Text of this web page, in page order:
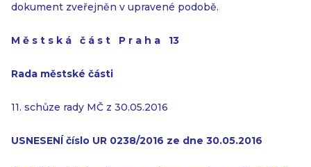
dokument zveřejněn v upravené podobě.
M ě s t s k á č á s t P r a h a 13
Rada městské části
11. schůze rady MČ z 30.05.2016
USNESENÍ číslo UR 0238/2016 ze dne 30.05.2016